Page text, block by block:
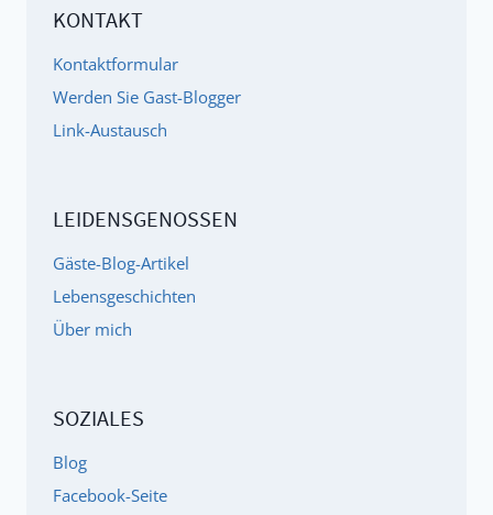
AUSGEHÄNDIGT)
KONTAKT
Kontaktformular
Werden Sie Gast-Blogger
Link-Austausch
LEIDENSGENOSSEN
Gäste-Blog-Artikel
Lebensgeschichten
Über mich
SOZIALES
Blog
Facebook-Seite